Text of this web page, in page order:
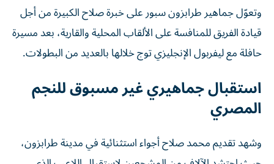
وتعوّل جماهير طرابزون سبور على خبرة صلاح الكبيرة من أجل
قيادة الفريق للمنافسة على الألقاب المحلية والقارية، بعد مسيرة
حافلة مع ليفربول الإنجليزي توج خلالها بالعديد من البطولات.
استقبال جماهيري غير مسبوق للنجم
المصري
وشهد تقديم محمد صلاح أجواء استثنائية في مدينة طرابزون،